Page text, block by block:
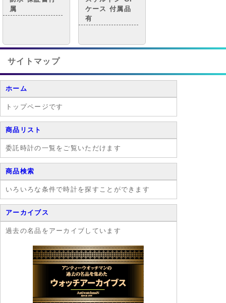
属
ケース 付属品
有
サイトマップ
ホーム
トップページです
商品リスト
委託時計の一覧をご覧いただけます
商品検索
いろいろな条件で時計を探すことができます
アーカイブス
過去の名品をアーカイブしています